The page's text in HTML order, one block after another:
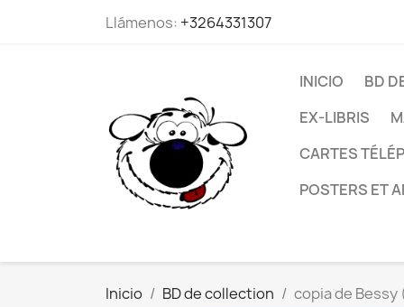
Llámenos: +3264331307
INICIO BD
EX-LIBRIS
CARTES
POSTERS ET
Inicio BD de collection copia de Bessy